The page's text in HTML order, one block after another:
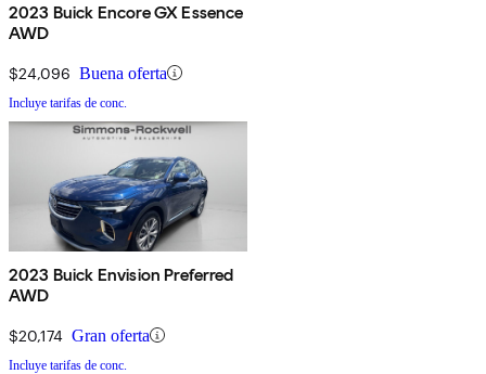
2023 Buick Encore GX Essence
AWD
$24,096 Buena oferta
Incluye tarifas de conc.
2023 Buick Envision Preferred
AWD
$20,174 Gran oferta
Incluye tarifas de conc.